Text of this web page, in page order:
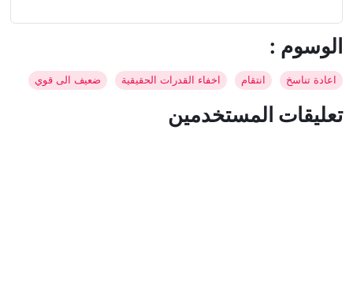
: الوسوم
اعادة تناسخ انتقام اخفاء القدرات الحقيقية ضعيف الى قوي
تعليقات المستخدمين